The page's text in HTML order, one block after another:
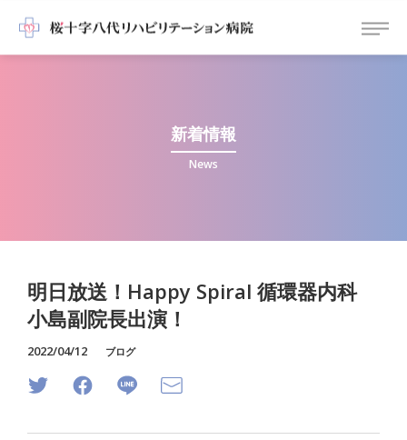
新着情報
News
明日放送！Happy Spiral 循環器内科
小島副院長出演！
2022/04/12 ブログ